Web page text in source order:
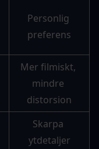
Personlig
preferens
Mer filmiskt,
mindre
distorsion
Skarpa
ytdetaljer